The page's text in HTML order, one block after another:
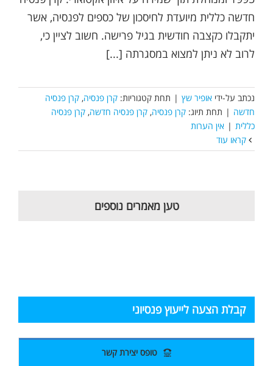
חדשה כללית מיועדת לחיסכון של כספים לפנסיה, אשר
יתקבלו כקצבה חודשית בגיל פרישה. חשוב לציין כי,
לרוב לא ניתן למצוא במסגרתה [...]
נכתב על-ידי אופיר שץ | תחת קטגוריות: קרן פנסיה, קרן פנסיה
חדשה | תחת תיוג: קרן פנסיה, קרן פנסיה חדשה, קרן פנסיה
כללית | אין הערות
קראו עוד
טען מאמרים נוספים
קבלת הצעה לייעוץ פנסיוני
טופס יצירת קשר